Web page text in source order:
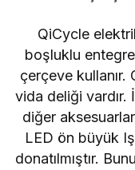
QiCycle
boşluklu
çerçeve kullanır.
vida deliği vardır.
diğer
LED ön büyük
donatılmıştır.